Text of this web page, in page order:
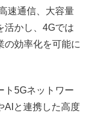
速通信、大容量
活かし、4Gでは
の効率化を可能に
ト5Gネットワー
AIと連携した高度